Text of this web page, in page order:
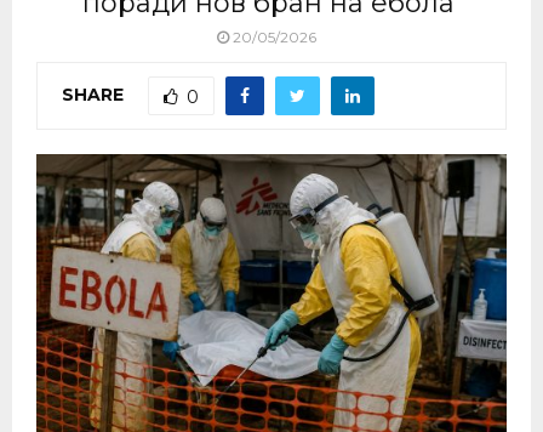
20/05/2026
SHARE 0